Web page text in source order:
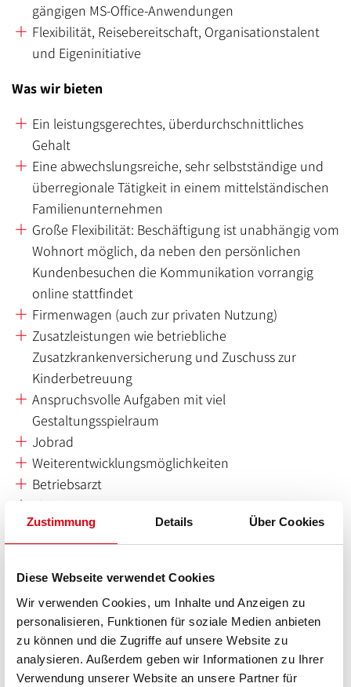
Zustimmung Details Über Cookies
Diese Webseite verwendet Cookies
Wir verwenden Cookies, um Inhalte und Anzeigen zu
personalisieren, Funktionen für soziale Medien anbieten
zu können und die Zugriffe auf unsere Website zu
analysieren. Außerdem geben wir Informationen zu Ihrer
Verwendung unserer Website an unsere Partner für
gängigen MS-Office-Anwendungen
Flexibilität, Reisebereitschaft, Organisationstalent
und Eigeninitiative
Was wir bieten
Ein leistungsgerechtes, überdurchschnittliches
Gehalt
Eine abwechslungsreiche, sehr selbstständige und
überregionale Tätigkeit in einem mittelständischen
Familienunternehmen
Große Flexibilität: Beschäftigung ist unabhängig vom
Wohnort möglich, da neben den persönlichen
Kundenbesuchen die Kommunikation vorrangig
online stattfindet
Firmenwagen (auch zur privaten Nutzung)
Zusatzleistungen wie betriebliche
Zusatzkrankenversicherung und Zuschuss zur
Kinderbetreuung
Anspruchsvolle Aufgaben mit viel
Gestaltungsspielraum
Jobrad
Weiterentwicklungsmöglichkeiten
Betriebsarzt
Firmenevents
Haben wir dein Interesse geweckt? Dann freuen wir uns
Info, wann du frühestmöglich bei uns anfangen kannst.
JETZT BEWERBEN
Doch nicht das Richtige?